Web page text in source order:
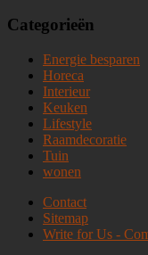
Categorieën
Energie besparen
Horeca
Interieur
Keuken
Lifestyle
Raamdecoratie
Tuin
wonen
Contact
Sitemap
Write for Us -